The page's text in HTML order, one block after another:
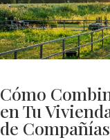
Cómo
en Tu
de Compañías